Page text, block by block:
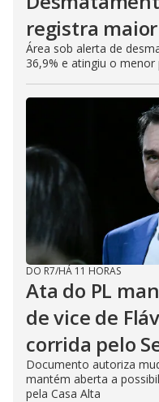
registra
Área sob alerta de
36,9% e atingiu o
DO R7/HÁ 11 HORAS
Ata do PL
de vice de
corrida pelo
Documento autoriza
mantém aberta a
pela Casa Alta